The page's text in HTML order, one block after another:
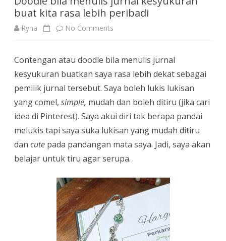
buat kita rasa lebih peribadi
Ryna No Comments
bila
jurnal
kesyukuran
buat
lebih
peribadi
Contengan atau doodle bila menulis jurnal
kesyukuran buatkan saya rasa lebih dekat sebagai
pemilik jurnal tersebut. Saya boleh lukis lukisan
yang comel, simple, mudah dan boleh ditiru (jika cari
idea di Pinterest). Saya akui diri tak berapa pandai
melukis tapi saya suka lukisan yang mudah ditiru
dan cute pada pandangan mata saya. Jadi, saya akan
belajar untuk tiru agar serupa.